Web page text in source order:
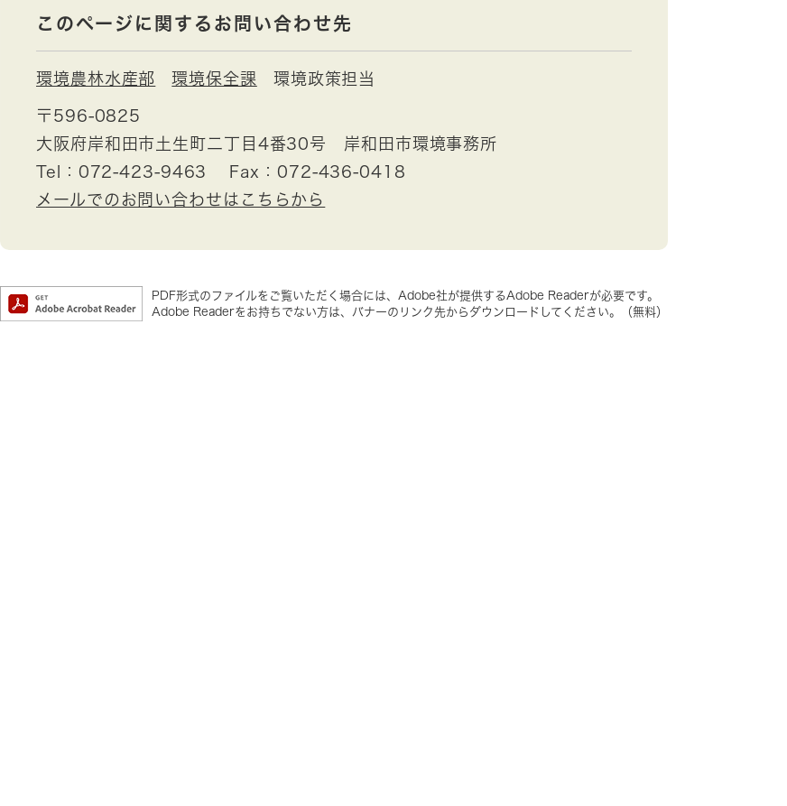
このページに関するお問い合わせ先
環境農林水産部 環境保全課 環境政策担当
〒596-0825
大阪府岸和田市土生町二丁目4番30号 岸和田市環境事務所
Tel：072-423-9463
Fax：072-436-0418
メールでのお問い合わせはこちらから
PDF形式のファイルをご覧いただく場合には、Adobe社が提供するAdobe Readerが必要です。
Adobe Readerをお持ちでない方は、バナーのリンク先からダウンロードしてください。（無料）